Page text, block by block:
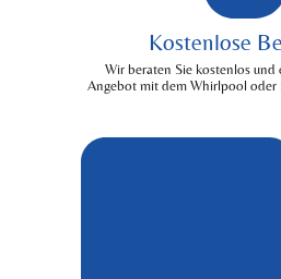
Kostenlose
Wir beraten Sie kostenlos und
Angebot mit dem Whirlpool oder